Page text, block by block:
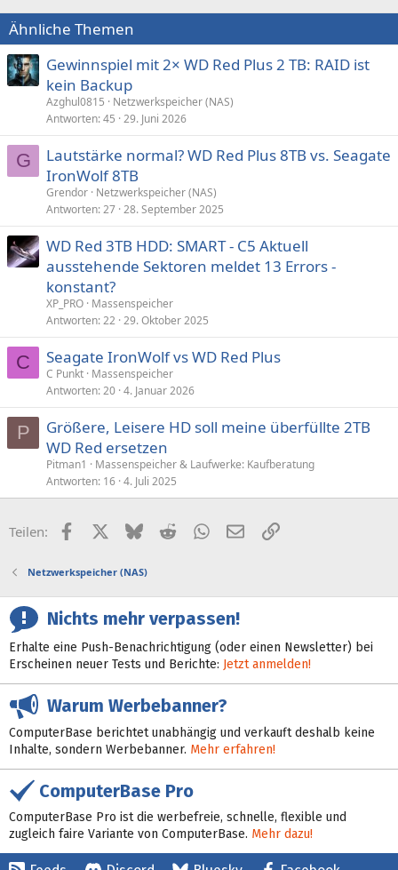
Ähnliche Themen
Gewinnspiel mit 2× WD Red Plus 2 TB: RAID ist
kein Backup
Azghul0815
Netzwerkspeicher (NAS)
Antworten 45 29. Juni 2026
G
Lautstärke normal? WD Red Plus 8TB vs. Seagate
IronWolf 8TB
Grendor Netzwerkspeicher (NAS)
Antworten 27 28. September 2025
WD Red 3TB HDD: SMART - C5 Aktuell
ausstehende Sektoren meldet 13 Errors -
konstant?
XP_PRO Massenspeicher
Antworten 22 29. Oktober 2025
C Seagate IronWolf vs WD Red Plus
C Punkt Massenspeicher
Antworten 20 4. Januar 2026
P
Größere, Leisere HD soll meine überfüllte 2TB
WD Red ersetzen
Pitman1
Massenspeicher & Laufwerke: Kaufberatung
Antworten 16 4. Juli 2025
Teilen: FacebookX (Twitter)
BlueskyRedditWhatsApp
E-MailLink
Netzwerkspeicher (NAS)
Nichts mehr verpassen!
Erhalte eine Push-Benachrichtigung (oder einen Newsletter) bei
Erscheinen neuer Tests und Berichte: Jetzt anmelden!
Warum Werbebanner?
ComputerBase berichtet unabhängig und verkauft deshalb keine
Inhalte, sondern Werbebanner. Mehr erfahren!
ComputerBase Pro
ComputerBase Pro ist die werbefreie, schnelle, flexible und
zugleich faire Variante von ComputerBase. Mehr dazu!